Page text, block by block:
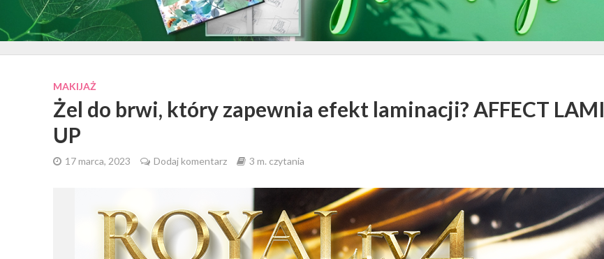
MAKIJAŻ
Żel do brwi, który zapewnia efekt laminacji? AFFECT LAMI
UP
17 marca, 2023 Dodaj komentarz 3 m. czytania